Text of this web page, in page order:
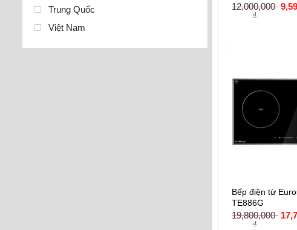
Trung Quốc
Việt Nam
12,000,000
₫
Bếp điện từ
TE886G
19,800,000
₫